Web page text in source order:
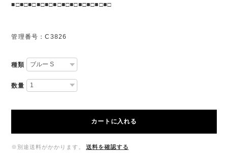
■□■□■□■□■□■□■□■□■□■□■□■□
管理番号：C3826
種類
数量
カートに入れる
※別途送料がかかります。
送料を確認する